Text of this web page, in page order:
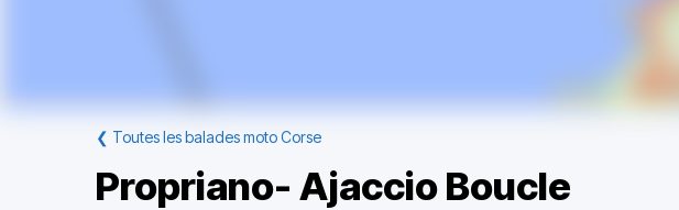
❮ Toutes les balades moto Corse
Propriano- Ajaccio Boucle